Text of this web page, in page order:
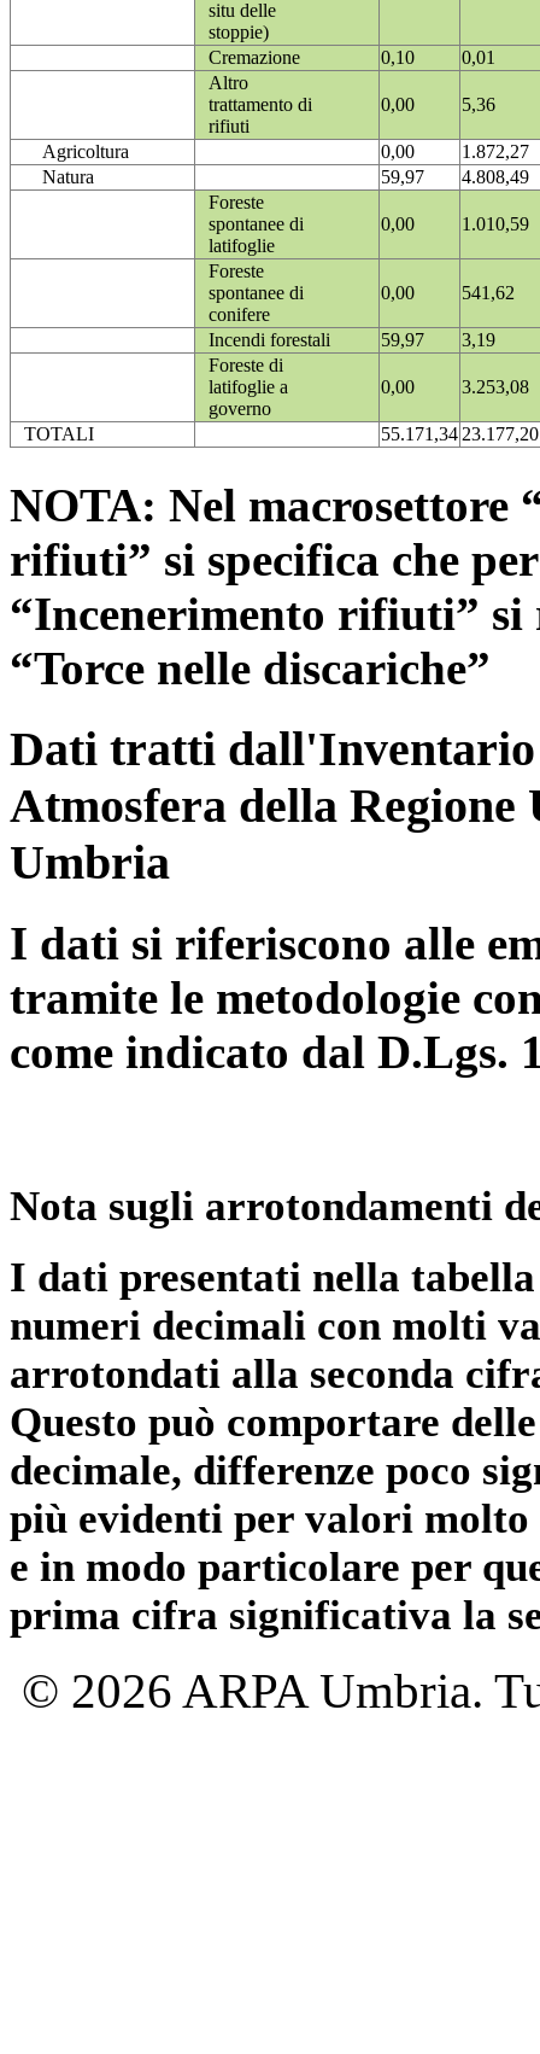
situ delle
stoppie)
Cremazione
0,10
0,01
Altro
trattamento di
rifiuti
0,00 5,36
Agricoltura 0,00
1.872,27
Natura
59,97
4.808,49
Foreste
spontanee di
latifoglie
0,00 1.010,59
Foreste
spontanee di
conifere
0,00 541,62
Incendi forestali 59,97
3,19
Foreste di
latifoglie a
governo
0,00 3.253,08
TOTALI 55.171,3423.177,20
NOTA: Nel macrosettore
rifiuti” si specifica che
“Incenerimento rifiuti”
“Torce nelle discariche”
Dati tratti dall'Inventario
Atmosfera della
Umbria
I dati si riferiscono alle
tramite le metodologie
come indicato dal D.Lgs.
Nota sugli arrotondamenti
I dati presentati nella
numeri decimali con molti
arrotondati alla seconda
Questo può comportare
decimale, differenze poco
più evidenti per valori
e in modo particolare per
prima cifra significativa la
© 2026 ARPA Umbria.